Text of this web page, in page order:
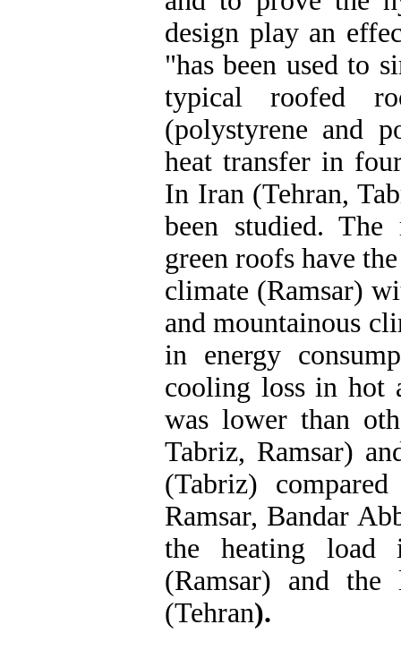
design play an
"has been used to
typical roofed
(polystyrene and
heat transfer in
In Iran (Tehran,
been studied.
green roofs have
climate (Ramsar)
and mountainous
in energy
cooling loss in hot
was lower than
Tabriz, Ramsar)
(Tabriz)
Ramsar, Bandar
the heating load
(Ramsar) and
(Tehran).